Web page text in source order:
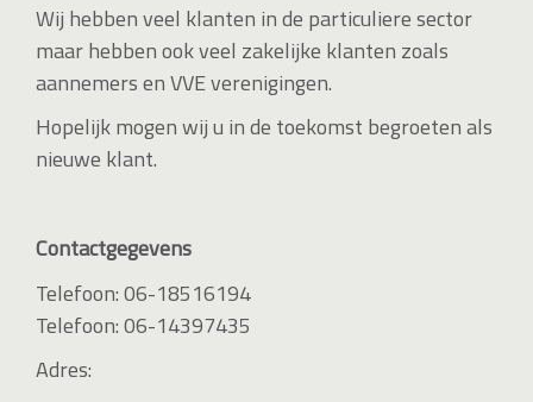
Wij hebben veel klanten in de particuliere sector
maar hebben ook veel zakelijke klanten zoals
aannemers en VVE verenigingen.
Hopelijk mogen wij u in de toekomst begroeten als
nieuwe klant.
Contactgegevens
Telefoon: 06-18516194
Telefoon: 06-14397435
Adres: